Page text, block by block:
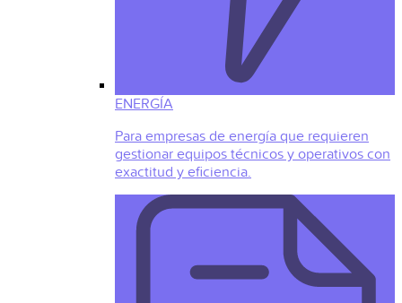
ENERGÍA
Para empresas de energía que requieren
gestionar equipos técnicos y operativos con
exactitud y eficiencia.